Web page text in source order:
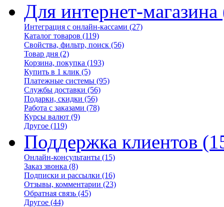
Для интернет-магазина
Интеграция с онлайн-кассами (27)
Каталог товаров (119)
Свойства, фильтр, поиск (56)
Товар дня (2)
Корзина, покупка (193)
Купить в 1 клик (5)
Платежные системы (95)
Службы доставки (56)
Подарки, скидки (56)
Работа с заказами (78)
Курсы валют (9)
Другое (119)
Поддержка клиентов
Онлайн-консультанты (15)
Заказ звонка (8)
Подписки и рассылки (16)
Отзывы, комментарии (23)
Обратная связь (45)
Другое (44)